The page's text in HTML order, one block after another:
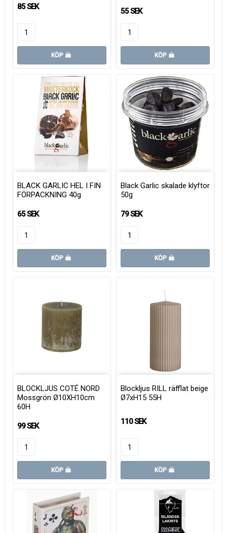
85 SEK
KÖP
55 SEK
KÖP
BLACK GARLIC HEL I FIN
FÖRPACKNING 40g
65 SEK
KÖP
Black Garlic skalade klyftor
50g
79 SEK
KÖP
BLOCKLJUS COTÉ NORD
Mossgrön Ø10XH10cm
60H
99 SEK
KÖP
Blockljus RILL räfflat beige
Ø7xH15 55H
110 SEK
KÖP